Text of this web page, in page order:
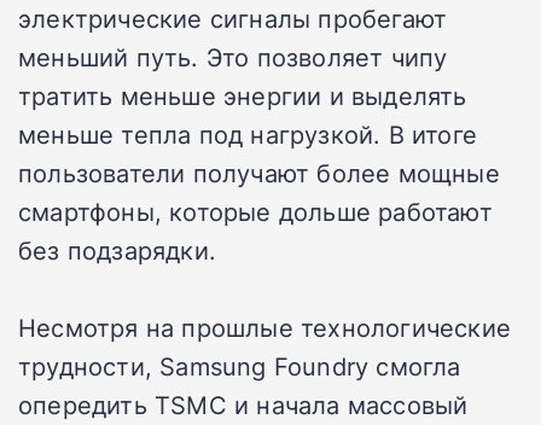
электрические сигналы пробегают
меньший путь. Это позволяет чипу
тратить меньше энергии и выделять
меньше тепла под нагрузкой. В итоге
пользователи получают более мощные
смартфоны, которые дольше работают
без подзарядки.
Несмотря на прошлые технологические
трудности, Samsung Foundry смогла
опередить TSMC и начала массовый